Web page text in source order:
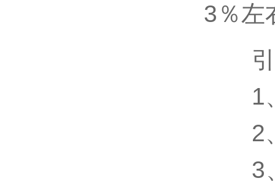
3％左
引起
1、
2、
3、